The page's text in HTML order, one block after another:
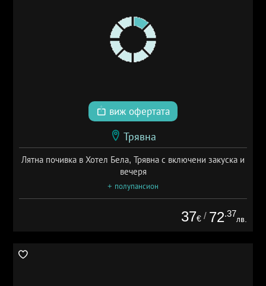
виж офертата
Трявна
Лятна почивка в Хотел Бела, Трявна с включени закуска и
вечеря
+ полупансион
37€ / 72.37
лв.